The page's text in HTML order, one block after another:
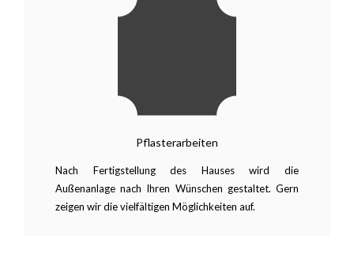
Pflasterarbeiten
Nach Fertigstellung des Hauses wird die
Außenanlage nach Ihren Wünschen gestaltet. Gern
zeigen wir die vielfältigen Möglichkeiten auf.